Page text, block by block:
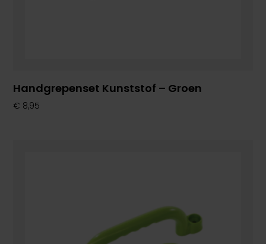
Handgrepenset Kunststof – Groen
€ 8,95